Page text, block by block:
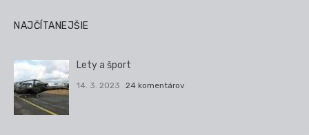
NAJČÍTANEJŠIE
Lety a šport
14. 3. 2023 24 komentárov